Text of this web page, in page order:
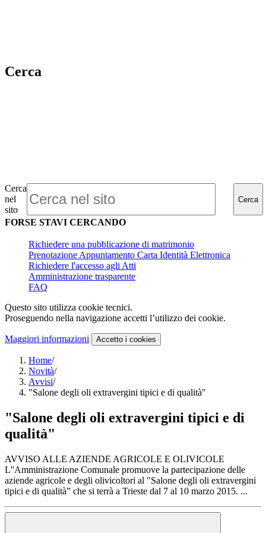
Cerca
Cerca
nel
sito
Cerca
FORSE STAVI CERCANDO
Richiedere una pubblicazione di matrimonio
Prenotazione Appuntamento Carta Identità Elettronica
Richiedere l'accesso agli Atti
Amministrazione trasparente
FAQ
Questo sito utilizza cookie tecnici.
Proseguendo nella navigazione accetti l’utilizzo dei cookie.
Maggiori informazioni Accetto i cookies
Home/
Novità/
Avvisi/
"Salone degli oli extravergini tipici e di qualità"
"Salone degli oli extravergini tipici e di
qualità"
AVVISO ALLE AZIENDE AGRICOLE E OLIVICOLE
L''Amministrazione Comunale promuove la partecipazione delle
aziende agricole e degli olivicoltori al "Salone degli oli extravergini
tipici e di qualità” che si terrà a Trieste dal 7 al 10 marzo 2015. ...